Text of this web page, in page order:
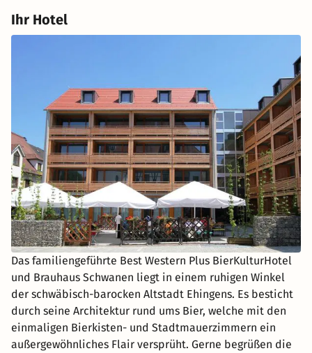
Ihr Hotel
Das familiengeführte Best Western Plus BierKulturHotel
und Brauhaus Schwanen liegt in einem ruhigen Winkel
der schwäbisch-barocken Altstadt Ehingens. Es besticht
durch seine Architektur rund ums Bier, welche mit den
einmaligen Bierkisten- und Stadtmauerzimmern ein
außergewöhnliches Flair versprüht. Gerne begrüßen die